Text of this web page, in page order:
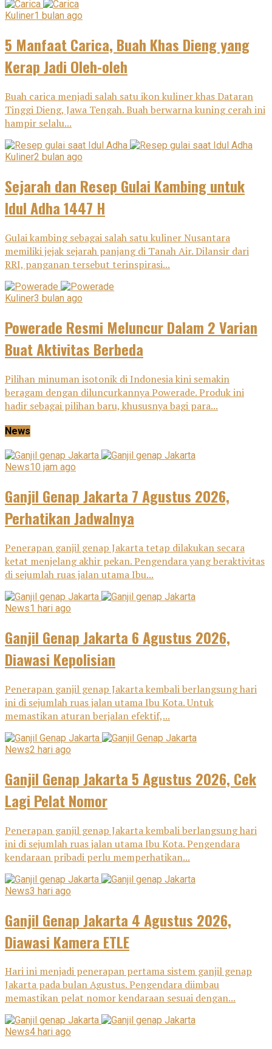
Kuliner1 bulan ago
5 Manfaat Carica, Buah Khas Dieng yang
Kerap Jadi Oleh-oleh
Buah carica menjadi salah satu ikon kuliner khas Dataran
Tinggi Dieng, Jawa Tengah. Buah berwarna kuning cerah ini
hampir selalu...
Kuliner2 bulan ago
Sejarah dan Resep Gulai Kambing untuk
Idul Adha 1447 H
Gulai kambing sebagai salah satu kuliner Nusantara
memiliki jejak sejarah panjang di Tanah Air. Dilansir dari
RRI, panganan tersebut terinspirasi...
Kuliner3 bulan ago
Powerade Resmi Meluncur Dalam 2 Varian
Buat Aktivitas Berbeda
Pilihan minuman isotonik di Indonesia kini semakin
beragam dengan diluncurkannya Powerade. Produk ini
hadir sebagai pilihan baru, khususnya bagi para...
News
News10 jam ago
Ganjil Genap Jakarta 7 Agustus 2026,
Perhatikan Jadwalnya
Penerapan ganjil genap Jakarta tetap dilakukan secara
ketat menjelang akhir pekan. Pengendara yang beraktivitas
di sejumlah ruas jalan utama Ibu...
News1 hari ago
Ganjil Genap Jakarta 6 Agustus 2026,
Diawasi Kepolisian
Penerapan ganjil genap Jakarta kembali berlangsung hari
ini di sejumlah ruas jalan utama Ibu Kota. Untuk
memastikan aturan berjalan efektif,...
News2 hari ago
Ganjil Genap Jakarta 5 Agustus 2026, Cek
Lagi Pelat Nomor
Penerapan ganjil genap Jakarta kembali berlangsung hari
ini di sejumlah ruas jalan utama Ibu Kota. Pengendara
kendaraan pribadi perlu memperhatikan...
News3 hari ago
Ganjil Genap Jakarta 4 Agustus 2026,
Diawasi Kamera ETLE
Hari ini menjadi penerapan pertama sistem ganjil genap
Jakarta pada bulan Agustus. Pengendara diimbau
memastikan pelat nomor kendaraan sesuai dengan...
News4 hari ago